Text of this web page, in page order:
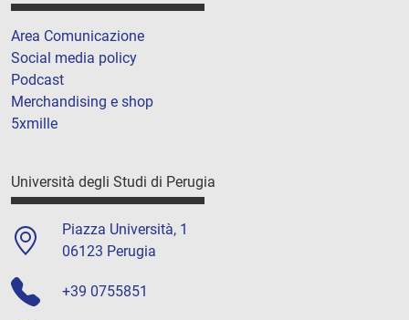
Area Comunicazione
Social media policy
Podcast
Merchandising e shop
5xmille
Università degli Studi di Perugia
Piazza Università, 1
06123 Perugia
+39 0755851